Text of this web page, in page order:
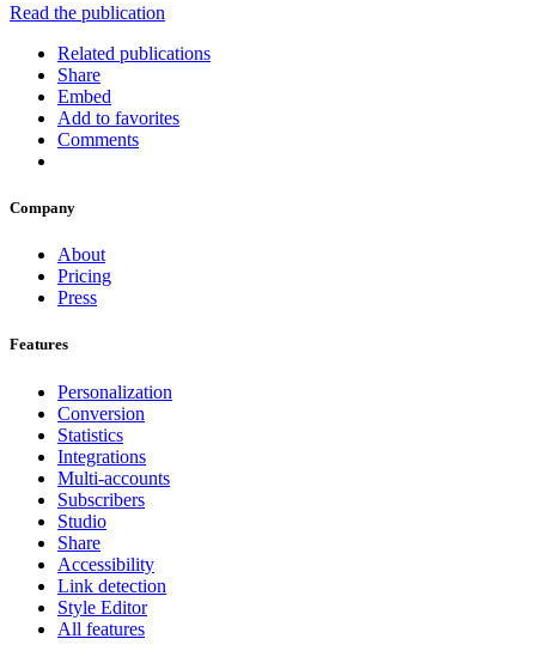
Read the publication
Related publications
Share
Embed
Add to favorites
Comments
Company
About
Pricing
Press
Features
Personalization
Conversion
Statistics
Integrations
Multi-accounts
Subscribers
Studio
Share
Accessibility
Link detection
Style Editor
All features